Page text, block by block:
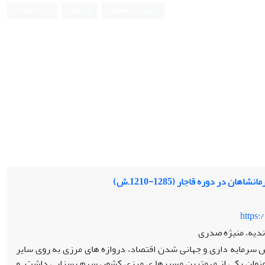
در دوره قاجار (1285-1210.ش)
منیژه صدری
داری و جهانی شدن اقتصاد، دروازه های مرزی به روی سایر